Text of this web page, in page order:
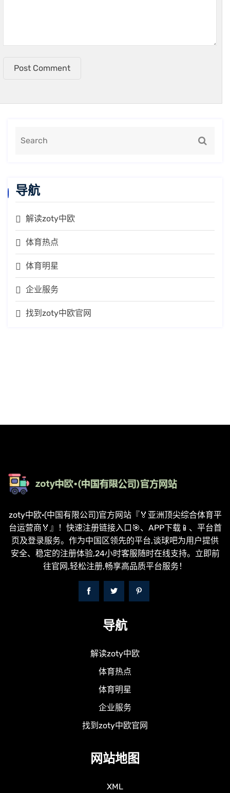
Post Comment
导航
解读zoty中欧
体育热点
体育明星
企业服务
找到zoty中欧官网
zoty中欧·(中国有限公司)官方网站『🏅亚洲顶尖综合体育平
台运营商🏅』！快速注册链接入口🎯、APP下载📱、平台首
页及登录服务。作为中国区领先的平台,谈球吧为用户提供
安全、稳定的注册体验,24小时客服随时在线支持。立即前
往官网,轻松注册,畅享高品质平台服务！
导航
解读zoty中欧
体育热点
体育明星
企业服务
找到zoty中欧官网
网站地图
XML